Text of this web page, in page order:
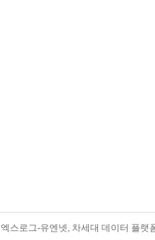
엑스로그-유엔넷, 차세대 데이터 플랫